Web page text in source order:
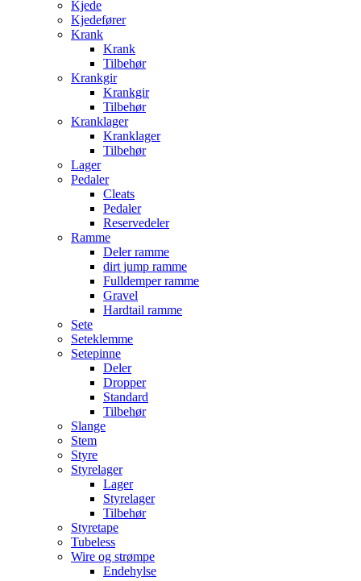
Kjede
Kjedefører
Krank
Krank
Tilbehør
Krankgir
Krankgir
Tilbehør
Kranklager
Kranklager
Tilbehør
Lager
Pedaler
Cleats
Pedaler
Reservedeler
Ramme
Deler ramme
dirt jump ramme
Fulldemper ramme
Gravel
Hardtail ramme
Sete
Seteklemme
Setepinne
Deler
Dropper
Standard
Tilbehør
Slange
Stem
Styre
Styrelager
Lager
Styrelager
Tilbehør
Styretape
Tubeless
Wire og strømpe
Endehylse